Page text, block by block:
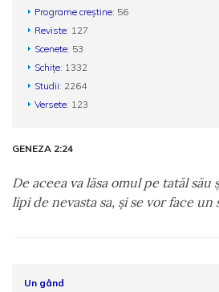
Programe creștine: 56
Reviste: 127
Scenete: 53
Schițe: 1332
Studii: 2264
Versete: 123
GENEZA 2:24
De aceea va lăsa omul pe tatăl său
lipi de nevasta sa, şi se vor face
Un gând